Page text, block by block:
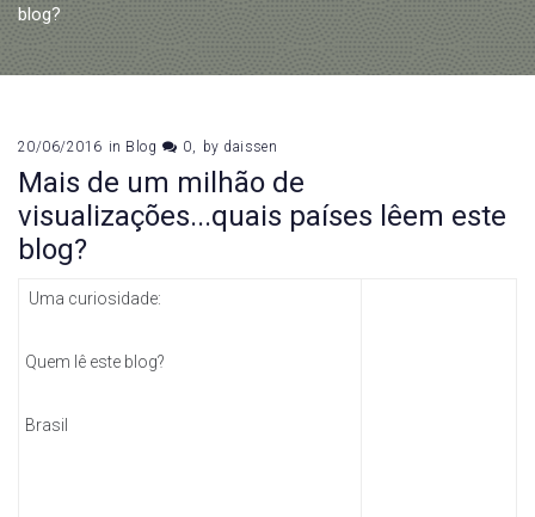
blog?
20/06/2016 in Blog 0 by daissen
Mais de um milhão de
visualizações...quais países lêem este
blog?
Uma curiosidade:
Quem lê este blog?
Brasil